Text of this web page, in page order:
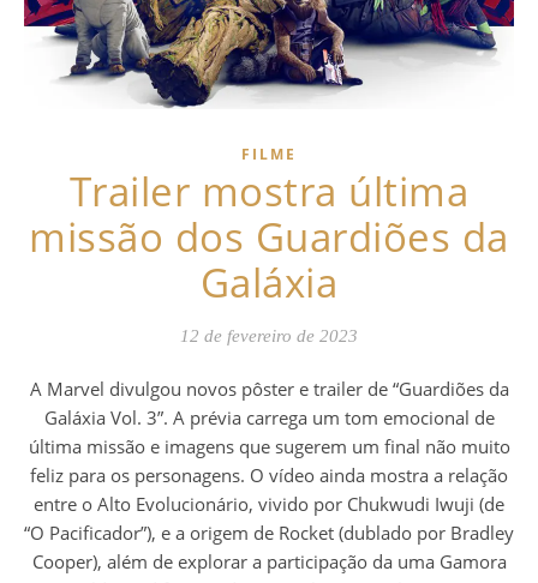
FILME
Trailer mostra última
missão dos Guardiões da
Galáxia
12 de fevereiro de 2023
A Marvel divulgou novos pôster e trailer de “Guardiões da
Galáxia Vol. 3”. A prévia carrega um tom emocional de
última missão e imagens que sugerem um final não muito
feliz para os personagens. O vídeo ainda mostra a relação
entre o Alto Evolucionário, vivido por Chukwudi Iwuji (de
“O Pacificador”), e a origem de Rocket (dublado por Bradley
Cooper), além de explorar a participação da uma Gamora